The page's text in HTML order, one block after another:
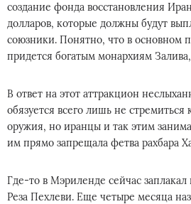
создание фонда восстановления
долларов, которые должны будут
союзники. Понятно, что в основном
придется богатым монархиям
В ответ на этот аттракцион
обязуется всего лишь не стремиться
оружия, но иранцы и так этим
им прямо запрещала фетва рахбара
Где-то в Мэриленде сейчас заплакал
Реза Пехлеви. Еще четыре месяца